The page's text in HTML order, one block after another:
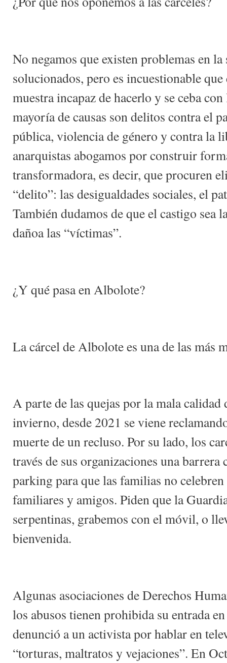
No negamos que existen problemas en
solucionados, pero es incuestionable que
muestra incapaz de hacerlo y se ceba
mayoría de causas son delitos contra el
pública, violencia de género y contra la
anarquistas abogamos por construir
transformadora, es decir, que procuren
“delito”: las desigualdades sociales, el
También dudamos de que el castigo sea
dañoa las “víctimas”.
¿Y qué pasa en Albolote?
La cárcel de Albolote es una de las más
A parte de las quejas por la mala
invierno, desde 2021 se viene
muerte de un recluso. Por su lado, los
través de sus organizaciones una barrera
parking para que las familias no
familiares y amigos. Piden que la
serpentinas, grabemos con el móvil, o
bienvenida.
Algunas asociaciones de Derechos
los abusos tienen prohibida su entrada
denunció a un activista por hablar en
“torturas, maltratos y vejaciones”. En